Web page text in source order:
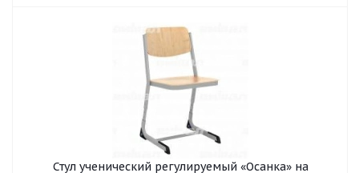
Стул ученический регулируемый «Осанка» на